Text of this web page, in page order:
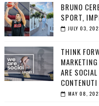
BRUNO
SPORT,
JULY 03,
THINK
ARE
MAY 08,